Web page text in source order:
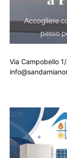
Via Campobello